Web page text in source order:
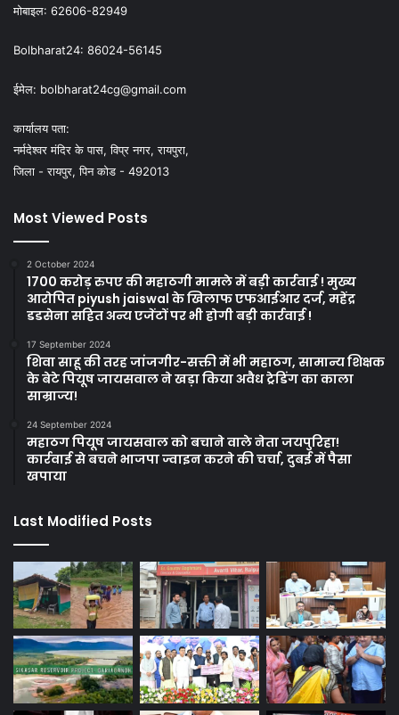
मोबाइल: 62606-82949
Bolbharat24: 86024-56145
ईमेल: bolbharat24cg@gmail.com
कार्यालय पता:
नर्मदेश्वर मंदिर के पास, विप्र नगर, रायपुरा,
जिला - रायपुर, पिन कोड - 492013
Most Viewed Posts
2 October 2024
1700 करोड़ रुपए की महाठगी मामले में बड़ी कार्रवाई ! मुख्य
आरोपित piyush jaiswal के खिलाफ एफआईआर दर्ज, महेंद्र
डडसेना सहित अन्य एजेंटों पर भी होगी बड़ी कार्रवाई !
17 September 2024
शिवा साहू की तरह जांजगीर-सक्ती में भी महाठग, सामान्य शिक्षक
के बेटे पियूष जायसवाल ने खड़ा किया अवैध ट्रेडिंग का काला
साम्राज्य!
24 September 2024
महाठग पियूष जायसवाल को बचाने वाले नेता जयपुरिहा!
कार्रवाई से बचने भाजपा ज्वाइन करने की चर्चा, दुबई में पैसा
खपाया
Last Modified Posts